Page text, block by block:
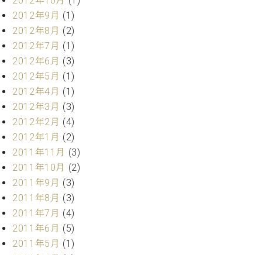
2012年9月 (1)
2012年8月 (2)
2012年7月 (1)
2012年6月 (3)
2012年5月 (1)
2012年4月 (1)
2012年3月 (3)
2012年2月 (4)
2012年1月 (2)
2011年11月 (3)
2011年10月 (2)
2011年9月 (3)
2011年8月 (3)
2011年7月 (4)
2011年6月 (5)
2011年5月 (1)